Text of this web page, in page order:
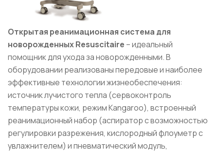
Открытая реанимационная система для
новорожденных Resuscitaire – идеальный
помощник для ухода за новорожденными. В
оборудовании реализованы передовые и наиболее
эффективные технологии жизнеобеспечения:
источник лучистого тепла (сервоконтроль
температуры кожи, режим Kangaroo), встроенный
реанимационный набор (аспиратор с возможностью
регулировки разрежения, кислородный флоуметр с
увлажнителем) и пневматический модуль,